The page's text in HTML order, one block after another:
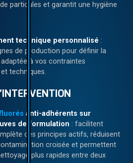
particules et garantit une hygiène
technique personnalisé :
de production pour définir la
à vos contraintes
techniques.
anti-adhérents sur
de formulation : facilitent
des principes actifs, réduisent
croisée et permettent
plus rapides entre deux